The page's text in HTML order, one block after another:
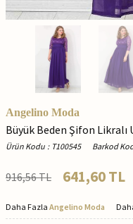
Angelino Moda
Büyük Beden Şifon Likralı
Ürün Kodu : T100545 Barkod
916,56TL 641,60TL
Daha Fazla Angelino Moda